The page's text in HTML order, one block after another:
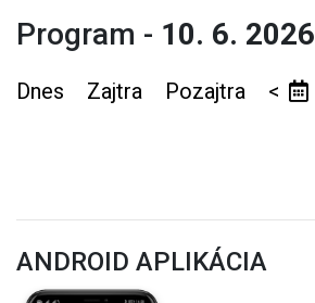
Program - 10. 6. 2026
Dnes Zajtra Pozajtra <
ANDROID APLIKÁCIA